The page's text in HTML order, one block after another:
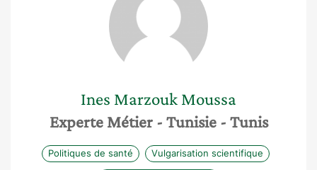
Ines Marzouk Moussa
Experte Métier - Tunisie - Tunis
Politiques de santé Vulgarisation scientifique